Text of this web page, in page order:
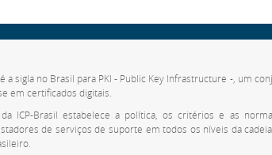
a sigla no Brasil para PKI - Public Key Infrastructure -, um
em certificados digitais.
ICP-Brasil estabelece a política, os critérios e as
de serviços de suporte em todos os níveis da